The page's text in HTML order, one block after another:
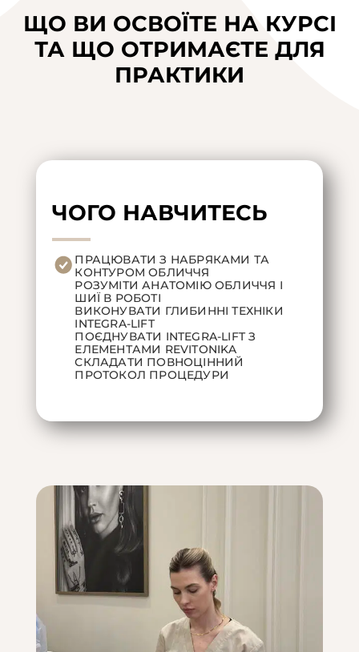
ЩО ВИ ОСВОЇТЕ НА КУРСІ
ТА ЩО ОТРИМАЄТЕ ДЛЯ
ПРАКТИКИ
ЧОГО НАВЧИТЕСЬ
ПРАЦЮВАТИ З НАБРЯКАМИ ТА
КОНТУРОМ ОБЛИЧЧЯ
РОЗУМІТИ АНАТОМІЮ ОБЛИЧЧЯ І
ШИЇ В РОБОТІ
ВИКОНУВАТИ ГЛИБИННІ ТЕХНІКИ
INTEGRA-LIFT
ПОЄДНУВАТИ INTEGRA-LIFT З
ЕЛЕМЕНТАМИ REVITONIKA
СКЛАДАТИ ПОВНОЦІННИЙ
ПРОТОКОЛ ПРОЦЕДУРИ